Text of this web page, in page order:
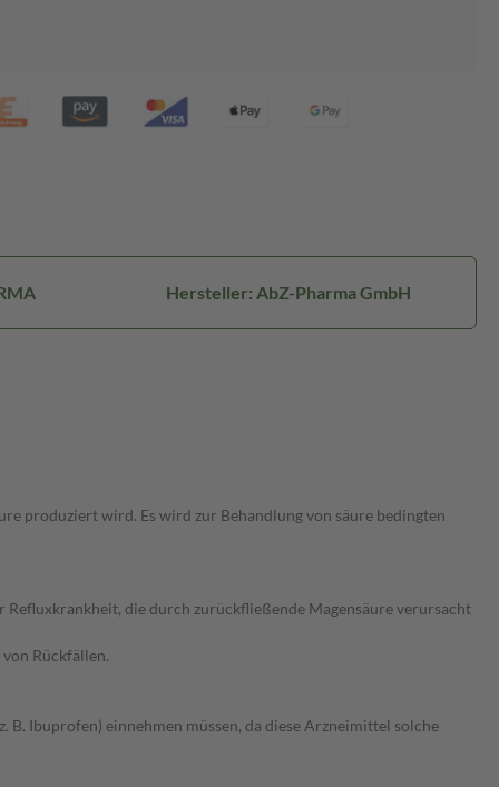
Hersteller: AbZ-Pharma GmbH
produziert wird. Es wird zur Behandlung von säure bedingten
Refluxkrankheit, die durch zurückfließende Magensäure verursacht
Rückfällen.
Ibuprofen) einnehmen müssen, da diese Arzneimittel solche